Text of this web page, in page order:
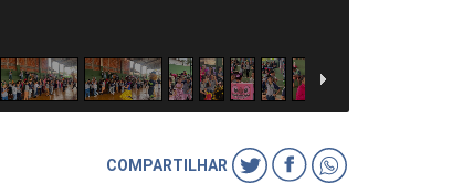
COMPARTILHAR